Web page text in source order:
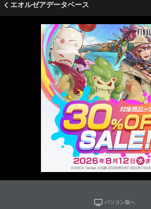
エオルゼアデータベース
パソコン版へ